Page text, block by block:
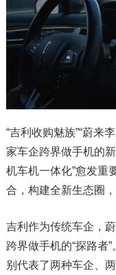
“吉利收购魅族”“蔚来
家车企跨界做手机的
机车机一体化”愈发重
合，构建全新生态圈
吉利作为传统车企，
跨界做手机的“探路者
别代表了两种车企、